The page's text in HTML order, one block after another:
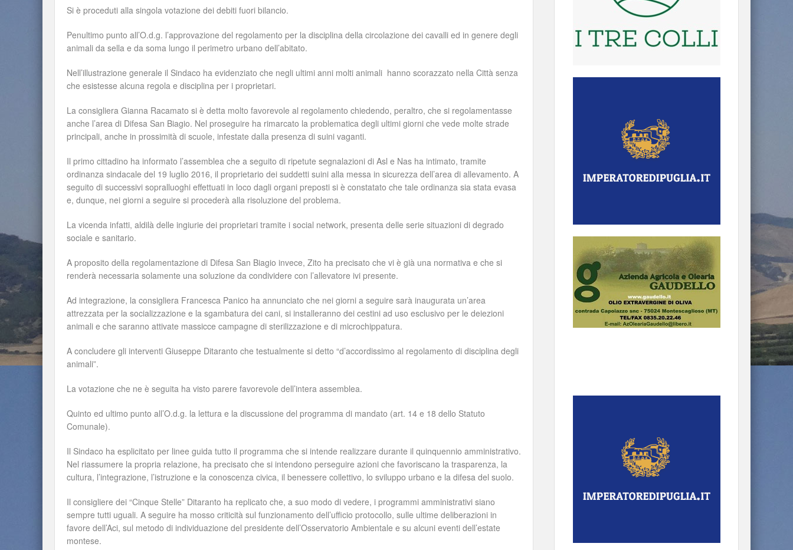
Si è proceduti alla singola votazione dei debiti fuori bilancio.
Penultimo punto all’O.d.g. l’approvazione del regolamento per la disciplina della circolazione dei cavalli ed in genere degli
animali da sella e da soma lungo il perimetro urbano dell’abitato.
Nell’illustrazione generale il Sindaco ha evidenziato che negli ultimi anni molti animali hanno scorazzato nella Città senza
che esistesse alcuna regola e disciplina per i proprietari.
La consigliera Gianna Racamato si è detta molto favorevole al regolamento chiedendo, peraltro, che si regolamentasse
anche l’area di Difesa San Biagio. Nel proseguire ha rimarcato la problematica degli ultimi giorni che vede molte strade
principali, anche in prossimità di scuole, infestate dalla presenza di suini vaganti.
Il primo cittadino ha informato l’assemblea che a seguito di ripetute segnalazioni di Asl e Nas ha intimato, tramite
ordinanza sindacale del 19 luglio 2016, il proprietario dei suddetti suini alla messa in sicurezza dell’area di allevamento. A
seguito di successivi sopralluoghi effettuati in loco dagli organi preposti si è constatato che tale ordinanza sia stata evasa
e, dunque, nei giorni a seguire si procederà alla risoluzione del problema.
La vicenda infatti, aldilà delle ingiurie dei proprietari tramite i social network, presenta delle serie situazioni di degrado
sociale e sanitario.
A proposito della regolamentazione di Difesa San Biagio invece, Zito ha precisato che vi è già una normativa e che si
renderà necessaria solamente una soluzione da condividere con l’allevatore ivi presente.
Ad integrazione, la consigliera Francesca Panico ha annunciato che nei giorni a seguire sarà inaugurata un’area
attrezzata per la socializzazione e la sgambatura dei cani, si installeranno dei cestini ad uso esclusivo per le deiezioni
animali e che saranno attivate massicce campagne di sterilizzazione e di microchippatura.
A concludere gli interventi Giuseppe Ditaranto che testualmente si detto “d’accordissimo al regolamento di disciplina degli
animali”.
La votazione che ne è seguita ha visto parere favorevole dell’intera assemblea.
Quinto ed ultimo punto all’O.d.g. la lettura e la discussione del programma di mandato (art. 14 e 18 dello Statuto
Comunale).
Il Sindaco ha esplicitato per linee guida tutto il programma che si intende realizzare durante il quinquennio amministrativo.
Nel riassumere la propria relazione, ha precisato che si intendono perseguire azioni che favoriscano la trasparenza, la
cultura, l’integrazione, l’istruzione e la conoscenza civica, il benessere collettivo, lo sviluppo urbano e la difesa del suolo.
Il consigliere dei “Cinque Stelle” Ditaranto ha replicato che, a suo modo di vedere, i programmi amministrativi siano
sempre tutti uguali. A seguire ha mosso criticità sul funzionamento dell’ufficio protocollo, sulle ultime deliberazioni in
favore dell’Aci, sul metodo di individuazione del presidente dell’Osservatorio Ambientale e su alcuni eventi dell’estate
montese.